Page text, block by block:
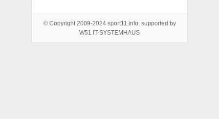
© Copyright 2009-2024 sport11.info, supported by
W51 IT-SYSTEMHAUS